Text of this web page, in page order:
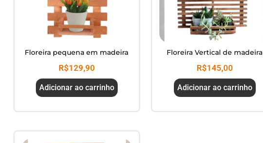
Floreira pequena em madeira
R$129,90
Adicionar ao carrinho
Floreira Vertical de madeira
R$145,00
Adicionar ao carrinho